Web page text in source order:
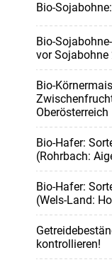
Bio-
Bio-
vor Sojabohne
Bio-
Oberösterreich
Bio-Hafer:
(Rohrbach:
Bio-Hafer:
(Wels-Land:
kontrollieren!